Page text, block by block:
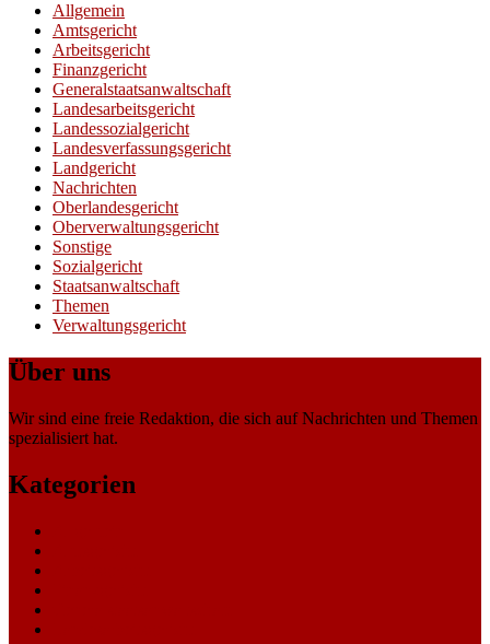
Allgemein
Amtsgericht
Arbeitsgericht
Finanzgericht
Generalstaatsanwaltschaft
Landesarbeitsgericht
Landessozialgericht
Landesverfassungsgericht
Landgericht
Nachrichten
Oberlandesgericht
Oberverwaltungsgericht
Sonstige
Sozialgericht
Staatsanwaltschaft
Themen
Verwaltungsgericht
Über uns
Wir sind eine freie Redaktion, die sich auf Nachrichten und Themen
spezialisiert hat.
Kategorien